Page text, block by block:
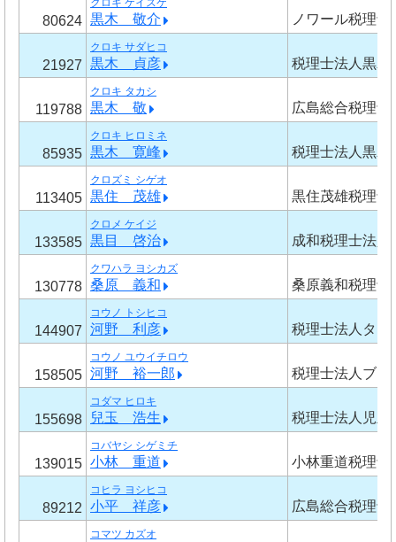
80624
クロキ ケイスケ
黒木 敬介 ノワール税理士
21927
クロキ サダヒコ
黒木 貞彦 税理士法人黒木
119788
クロキ タカシ
黒木 敬 広島総合税理士
85935
クロキ ヒロミネ
黒木 寛峰 税理士法人黒木
113405
クロズミ シゲオ
黒住 茂雄 黒住茂雄税理士
133585
クロメ ケイジ
黒目 啓治 成和税理士法
130778
クワハラ ヨシカズ
桑原 義和 桑原義和税理士
144907
コウノ トシヒコ
河野 利彦 税理士法人タッ
158505
コウノ ユウイチロウ
河野 裕一郎 税理士法人ブリ
155698
コダマ ヒロキ
兒玉 浩生 税理士法人児玉
139015
コバヤシ シゲミチ
小林 重道 小林重道税理士
89212
コヒラ ヨシヒコ
小平 祥彦 広島総合税理士
コマツ カズオ